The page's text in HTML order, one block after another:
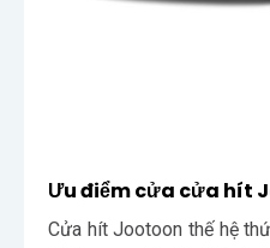
Ưu điểm cửa cửa hít
Cửa hít Jootoon thế hệ